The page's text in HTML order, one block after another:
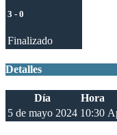
3 - 0
Finalizado
Detalles
Día Hora
5 de mayo 2024 10:30